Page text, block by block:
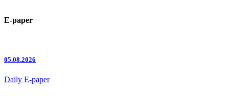
E-paper
05.08.2026
Daily E-paper